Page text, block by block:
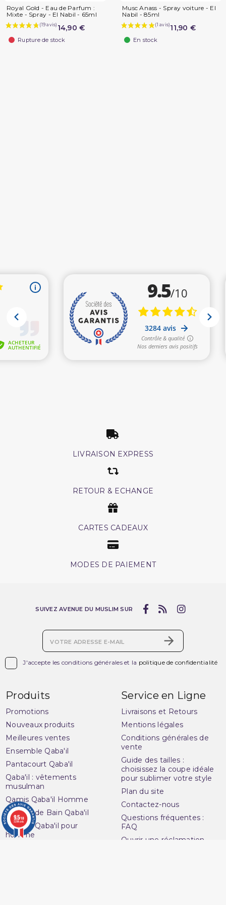
Royal Gold - Eau de Parfum :
Mixte - Spray - El Nabil - 65ml
14,90 €
Rupture de stock
Musc Anass - Spray voiture - El
Nabil - 85ml
11,90 €
En stock
LIVRAISON EXPRESS
RETOUR & ECHANGE
CARTES CADEAUX
MODES DE PAIEMENT
J'accepte les conditions générales et la politique de confidentialité
SUIVEZ AVENUE DU MUSLIM SUR
Produits
Promotions
Nouveaux produits
Meilleures ventes
Ensemble Qaba'il
Pantacourt Qaba'il
Qaba'il : vêtements
musulman
Qamis Qaba'il Homme
Sarouel de Bain Qaba'il
Sarouel Qaba'il pour
homme
Service en Ligne
Livraisons et Retours
Mentions légales
Conditions générales de
vente
Guide des tailles :
choisissez la coupe idéale
pour sublimer votre style
Plan du site
Contactez-nous
Questions fréquentes :
FAQ
Ouvrir une réclamation
9.5/10
3284 avis